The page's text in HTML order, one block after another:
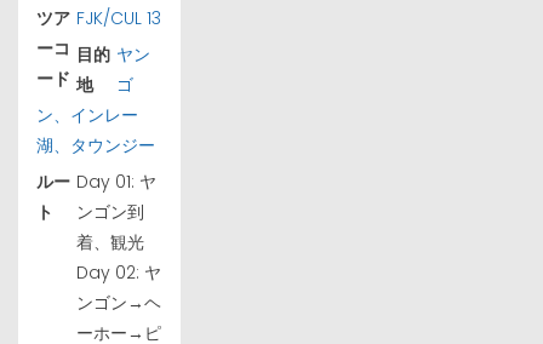
ツア
ーコ
ード
FJK/CUL 13
目的
地
ヤン
ゴ
ン、インレー
湖、タウンジー
ルー
ト
Day 01: ヤ
ンゴン到
着、観光
Day 02: ヤ
ンゴン→ヘ
ーホー→ピ